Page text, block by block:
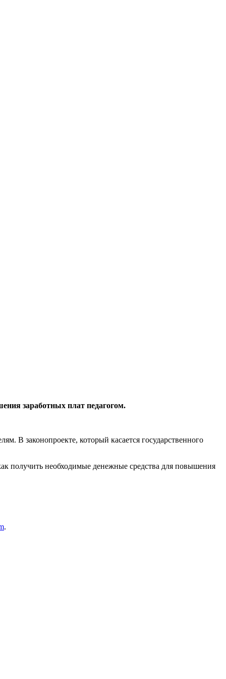
заработных плат педагогом.
В законопроекте, который касается государственного
получить необходимые денежные средства для повышения
.